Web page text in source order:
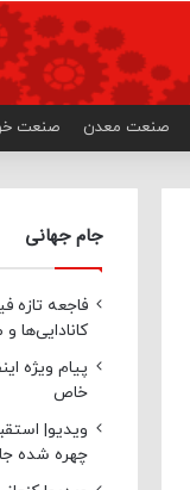
صنعت معدن صنعت
جام جهانی
فاجعه تازه
کانادایی‌ها
پیام ویژه
خاص
ویدیو|
چهره شده